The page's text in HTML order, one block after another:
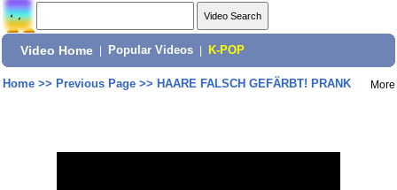
Video Home Popular Videos K-POP
Home>> Previous Page>> HAARE FALSCH GEFÄRBT! PRANK More